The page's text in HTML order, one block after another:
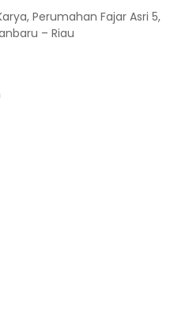
Perumahan Fajar Asri 5,
– Riau